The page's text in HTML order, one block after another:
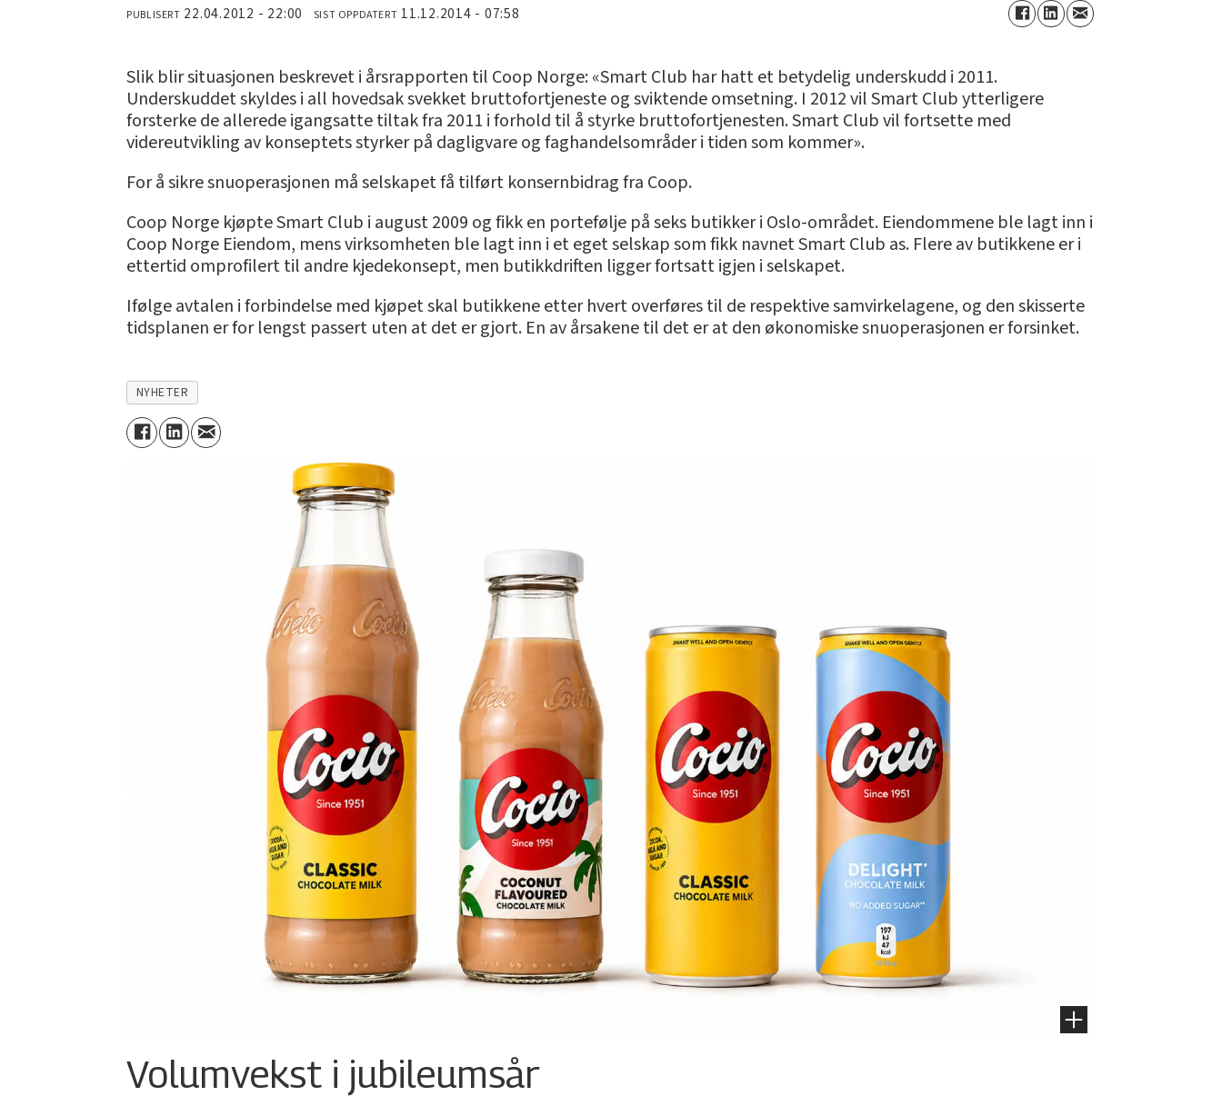
PUBLISERT 22.04.2012 - 22:00 SIST OPPDATERT 11.12.2014 - 07:58
Slik blir situasjonen beskrevet i årsrapporten til Coop Norge: «Smart Club har hatt et betydelig underskudd i 2011.
Underskuddet skyldes i all hovedsak svekket bruttofortjeneste og sviktende omsetning. I 2012 vil Smart Club ytterligere
forsterke de allerede igangsatte tiltak fra 2011 i forhold til å styrke bruttofortjenesten. Smart Club vil fortsette med
videreutvikling av konseptets styrker på dagligvare og faghandelsområder i tiden som kommer».
For å sikre snuoperasjonen må selskapet få tilført konsernbidrag fra Coop.
Coop Norge kjøpte Smart Club i august 2009 og fikk en portefølje på seks butikker i Oslo-området. Eiendommene ble lagt inn i
Coop Norge Eiendom, mens virksomheten ble lagt inn i et eget selskap som fikk navnet Smart Club as. Flere av butikkene er i
ettertid omprofilert til andre kjedekonsept, men butikkdriften ligger fortsatt igjen i selskapet.
Ifølge avtalen i forbindelse med kjøpet skal butikkene etter hvert overføres til de respektive samvirkelagene, og den skisserte
tidsplanen er for lengst passert uten at det er gjort. En av årsakene til det er at den økonomiske snuoperasjonen er forsinket.
NYHETER
Volumvekst i jubileumsår